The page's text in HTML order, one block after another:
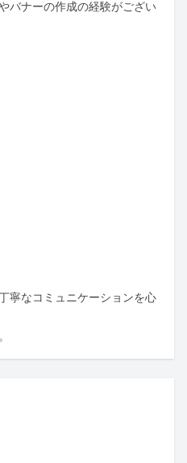
バナーの作成の経験がござい
寧なコミュニケーションを心